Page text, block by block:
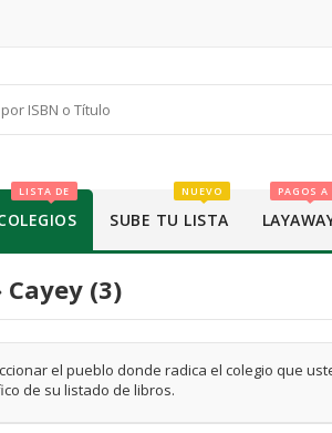
LISTA DE
SUBE TU LISTA
NUEVO PAGOS A
Cayey (3)
el pueblo donde radica el colegio que
de su listado de libros.